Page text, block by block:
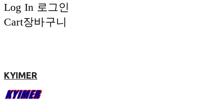
Log In 로그인
Cart장바구니
KYIMER